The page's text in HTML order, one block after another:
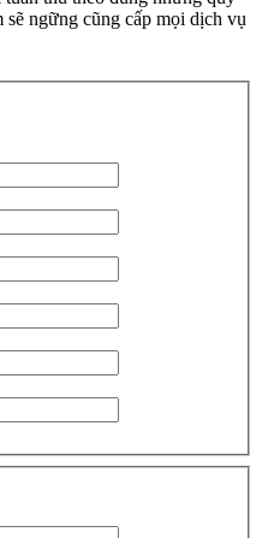
ngững cũng cấp mọi dịch vụ